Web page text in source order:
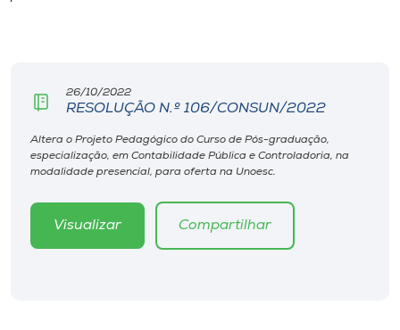
Editora
Rádio
Unoesc
26/10/2022
RESOLUÇÃO N.º 106/CONSUN/2022
Altera o Projeto Pedagógico do Curso de Pós-graduação,
especialização, em Contabilidade Pública e Controladoria, na
modalidade presencial, para oferta na Unoesc.
Visualizar Compartilhar